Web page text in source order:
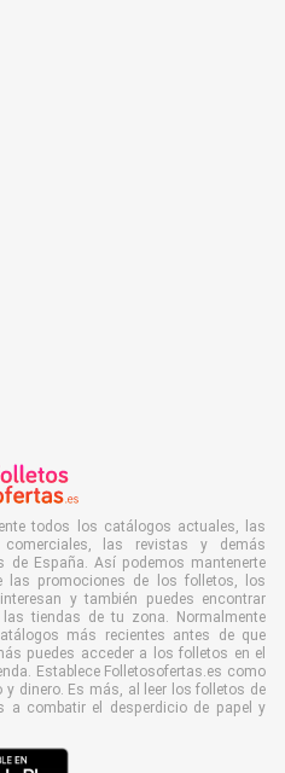
todos los catálogos actuales, las
las revistas y demás
España. Así podemos mantenerte
las promociones de los folletos, los
y también puedes encontrar
tiendas de tu zona. Normalmente
más recientes antes de que
puedes acceder a los folletos en el
Establece Folletosofertas.es como
dinero. Es más, al leer los folletos de
a combatir el desperdicio de papel y